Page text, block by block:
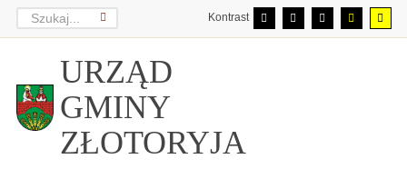
Kontrast
URZĄD
GMINY
ZŁOTORYJA